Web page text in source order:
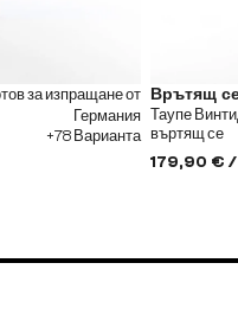
за изпращане от
Германия
+78 Варианта
Врътящ
Таупе
въртящ се
179,90 €